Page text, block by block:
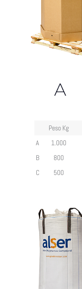
Peso Kg
A
1.000
B
800
C
500